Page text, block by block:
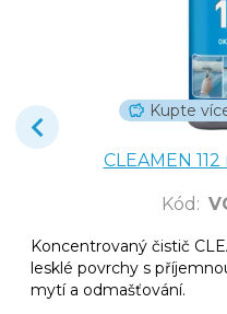
Kupte
CLEAMEN 112
Kód :
Koncentrovaný čistič
lesklé povrchy s
mytí a odmašťování.